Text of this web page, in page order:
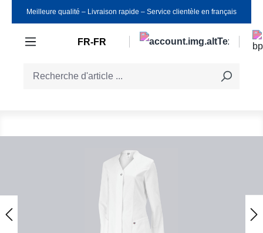
Passer au contenu principal
Meilleure qualité ‒ Livraison rapide ‒ Service clientèle en français
FR-FR